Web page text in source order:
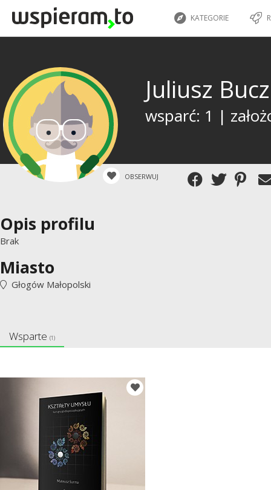
KATEGORIE
Juliusz
wsparć: 1 |
OBSERWUJ
Opis profilu
Brak
Miasto
Głogów Małopolski
Wsparte (1)